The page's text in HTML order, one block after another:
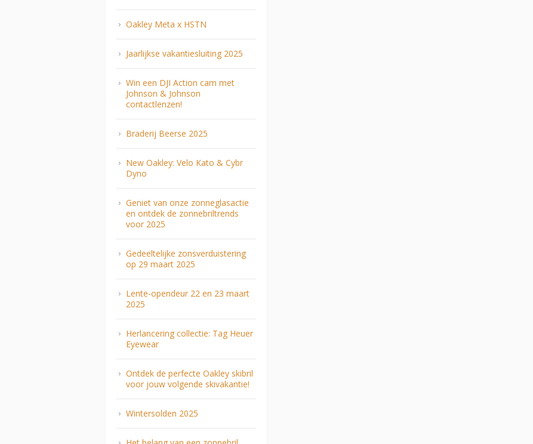
Oakley Meta x HSTN
Jaarlijkse vakantiesluiting 2025
Win een DJI Action cam met
Johnson & Johnson
contactlenzen!
Braderij Beerse 2025
New Oakley: Velo Kato & Cybr
Dyno
Geniet van onze zonneglasactie
en ontdek de zonnebriltrends
voor 2025
Gedeeltelijke zonsverduistering
op 29 maart 2025
Lente-opendeur 22 en 23 maart
2025
Herlancering collectie: Tag Heuer
Eyewear
Ontdek de perfecte Oakley skibril
voor jouw volgende skivakantie!
Wintersolden 2025